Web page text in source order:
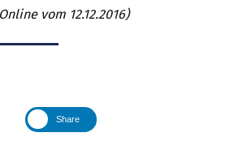
vom 12.12.2016)
Share